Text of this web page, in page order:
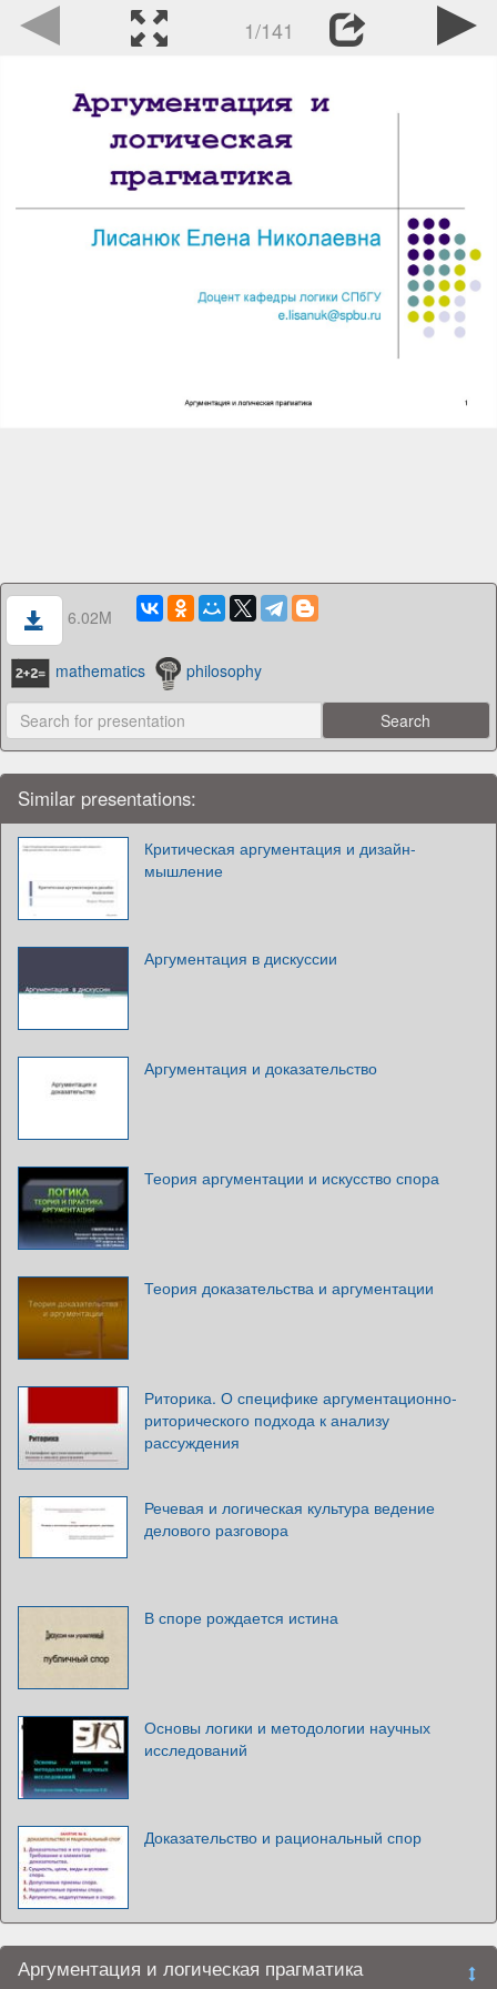
1/141
6.02M
mathematics philosophy
Similar presentations:
Критическая аргументация и дизайн-
мышление
Аргументация в дискуссии
Аргументация и доказательство
Теория аргументации и искусство спора
Теория доказательства и аргументации
Риторика. О специфике аргументационно-
риторического подхода к анализу
рассуждения
Речевая и логическая культура ведение
делового разговора
В споре рождается истина
Основы логики и методологии научных
исследований
Доказательство и рациональный спор
Аргументация и логическая прагматика